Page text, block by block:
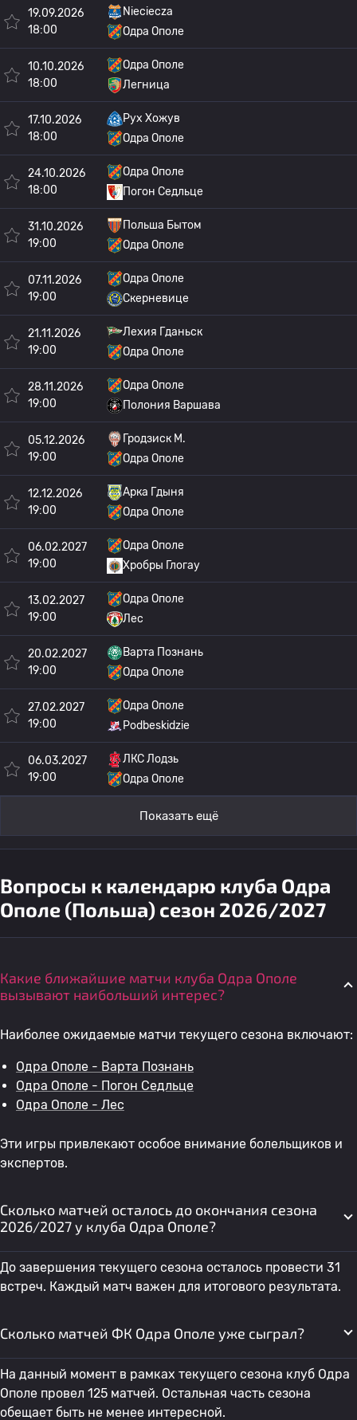
19.09.2026
18:00
Nieciecza
Одра Ополе
10.10.2026
18:00
Одра Ополе
Легница
17.10.2026
18:00
Рух Хожув
Одра Ополе
24.10.2026
18:00
Одра Ополе
Погон Седльце
31.10.2026
19:00
Польша Бытом
Одра Ополе
07.11.2026
19:00
Одра Ополе
Скерневице
21.11.2026
19:00
Лехия Гданьск
Одра Ополе
28.11.2026
19:00
Одра Ополе
Полония Варшава
05.12.2026
19:00
Гродзиск М.
Одра Ополе
12.12.2026
19:00
Арка Гдыня
Одра Ополе
06.02.2027
19:00
Одра Ополе
Хробры Глогау
13.02.2027
19:00
Одра Ополе
Лес
20.02.2027
19:00
Варта Познань
Одра Ополе
27.02.2027
19:00
Одра Ополе
Podbeskidzie
06.03.2027
19:00
ЛКС Лодзь
Одра Ополе
Показать ещё
Вопросы к календарю клуба Одра
Ополе (Польша) сезон 2026/2027
Какие ближайшие матчи клуба Одра Ополе
вызывают наибольший интерес?
Наиболее ожидаемые матчи текущего сезона включают:
Одра Ополе - Варта Познань
Одра Ополе - Погон Седльце
Одра Ополе - Лес
Эти игры привлекают особое внимание болельщиков и
экспертов.
Сколько матчей осталось до окончания сезона
2026/2027 у клуба Одра Ополе?
До завершения текущего сезона осталось провести 31
встреч. Каждый матч важен для итогового результата.
Сколько матчей ФК Одра Ополе уже сыграл?
На данный момент в рамках текущего сезона клуб Одра
Ополе провел 125 матчей. Остальная часть сезона
обещает быть не менее интересной.